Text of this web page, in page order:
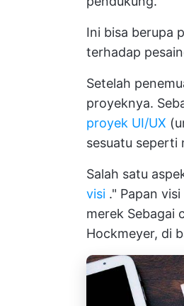
Ini bisa berupa
terhadap
Setelah
proyeknya.
proyek UI/UX
sesuatu seperti
Salah satu
visi ." Papan
merek Sebagai
Hockmeyer, di